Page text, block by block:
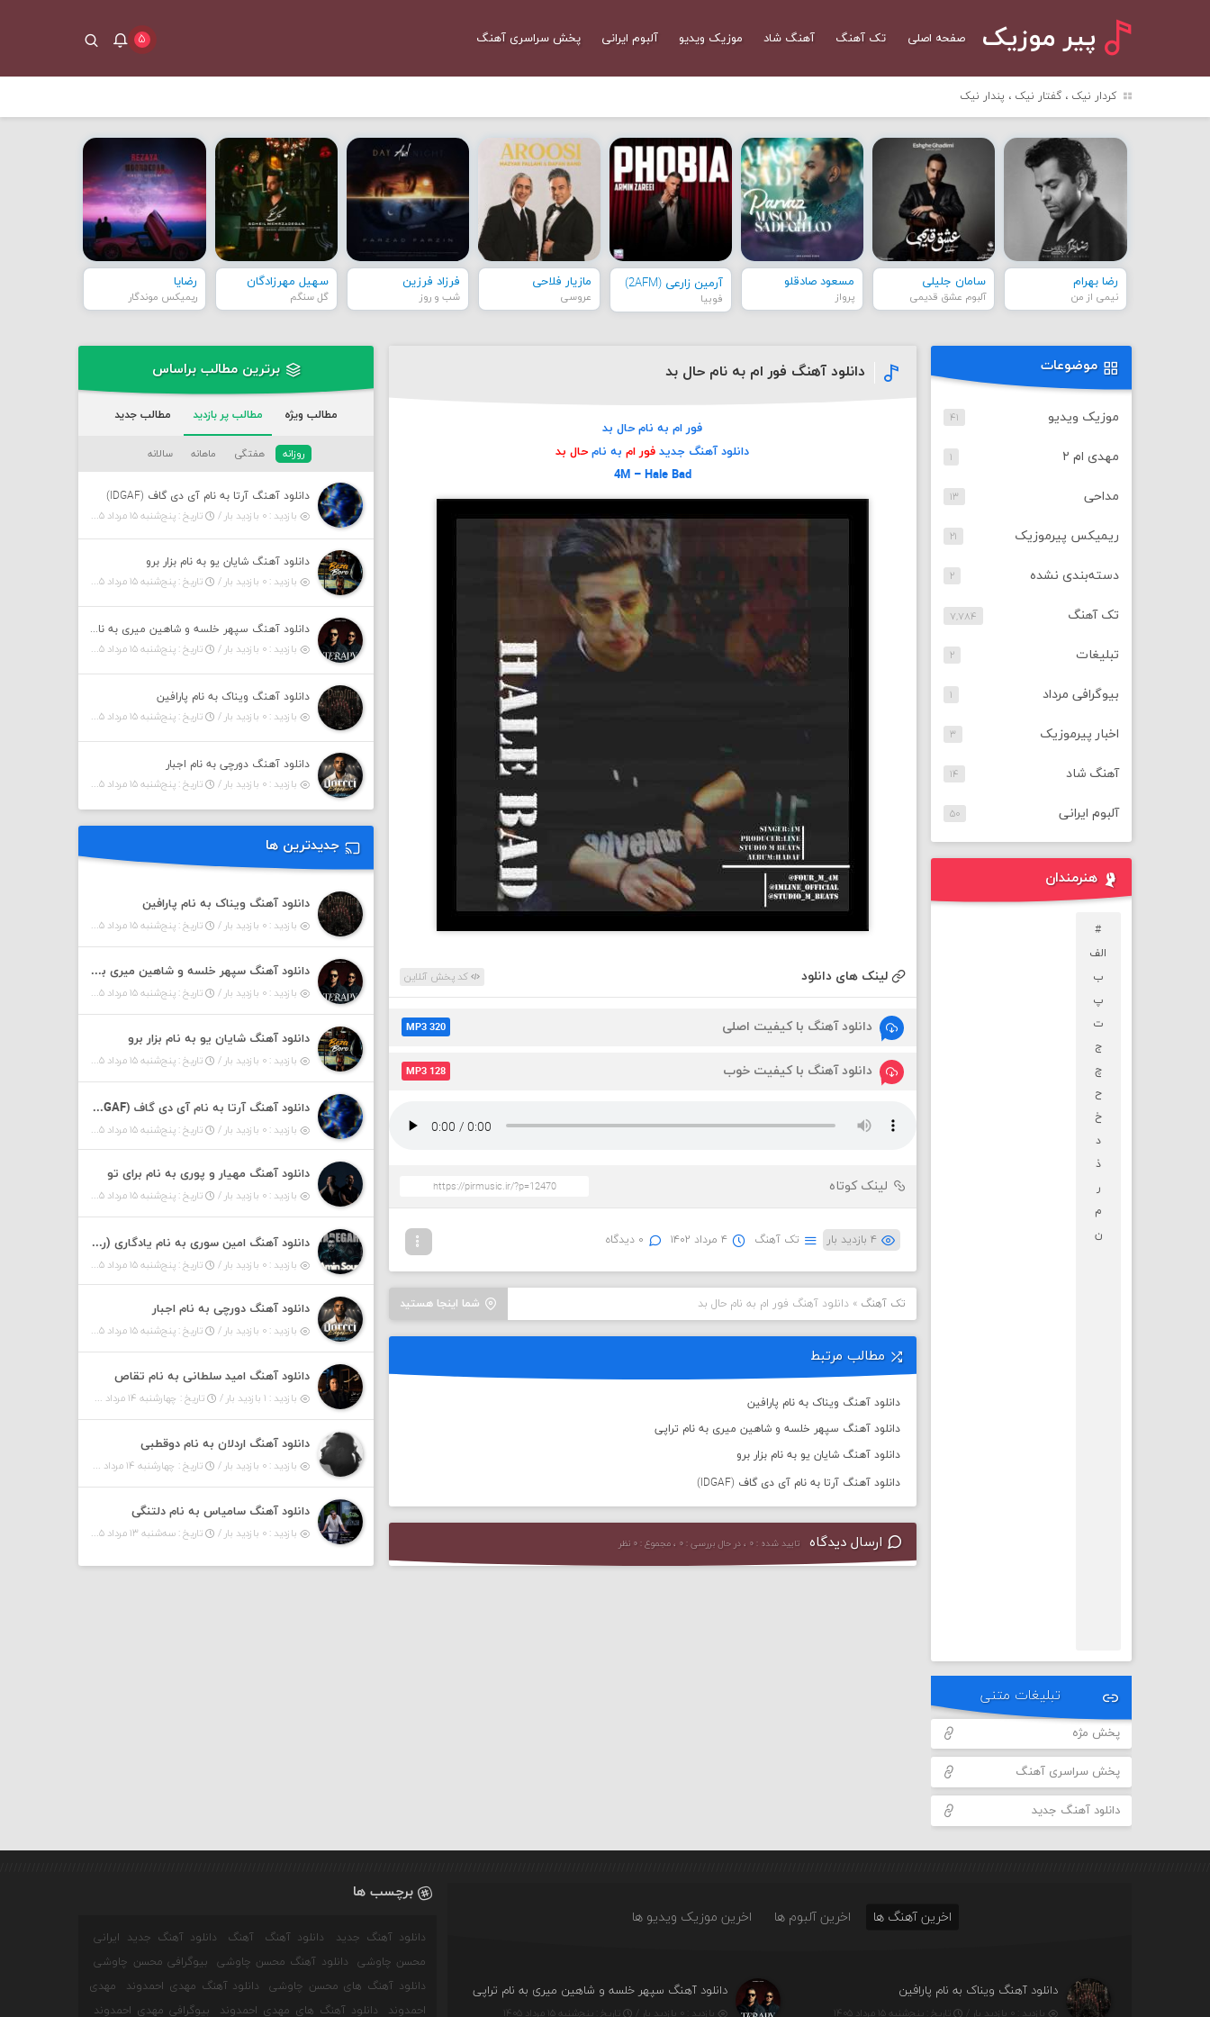
پیر موزیک صفحه اصلی تک آهنگ آهنگ شاد موزیک ویدیو آلبوم ایرانی پخش سراسری آهنگ ۵
کردار نیک ، گفتار نیک ، پندار نیک
رضا بهرام
نیمی از من
سامان جلیلی
آلبوم عشق قدیمی
مسعود صادقلو
پرواز
آرمین زارعی (2AFM)
فوبیا
مازیار فلاحی
عروسی
فرزاد فرزین
شب و روز
سهیل مهرزادگان
گل سنگم
رضایا
ریمیکس موندگار
دانلود آهنگ فور ام به نام حال بد
فور ام به نام حال بد
دانلود آهنگ جدیدفور امبه نام حال بد
4M – Hale Bad
لینک های دانلود کد پخش آنلاین
دانلود آهنگ با کیفیت اصلی MP3 320
دانلود آهنگ با کیفیت خوب MP3 128
لینک کوتاه
۴ بازدید بار تک آهنگ ۴ مرداد ۱۴۰۲ ۰ دیدگاه
شما اینجا هستید تک آهنگ »دانلود آهنگ فور ام به نام حال بد
مطالب مرتبط
دانلود آهنگ ویناک به نام پارافین
دانلود آهنگ سپهر خلسه و شاهین میری به نام تراپی
دانلود آهنگ شایان یو به نام بزار برو
دانلود آهنگ آرتا به نام آی دی گاف (IDGAF)
ارسال دیدگاه تایید شده : ۰ ، در حال بررسی : ۰ ، مجموع : ۰ نظر
موضوعات
موزیک ویدیو ۴۱
مهدی ام ۲ ۱
مداحی ۱۳
ریمیکس پیرموزیک ۲۱
دسته‌بندی نشده ۲
تک آهنگ ۷,۷۸۴
تبلیغات ۲
بیوگرافی مرداد ۱
اخبار پیرموزیک ۳
آهنگ شاد ۱۴
آلبوم ایرانی ۵۰
هنرمندان
#
الف
ب
پ
ت
ج
چ
ح
خ
د
ذ
ر
م
ن
تبلیغات متنی
پخش مژه
پخش سراسری آهنگ
دانلود آهنگ جدید
برترین مطالب براساس
مطالب ویژه مطالب پر بازدید مطالب جدید
روزانه هفتگی ماهانه سالانه
دانلود آهنگ آرتا به نام آی دی گاف (IDGAF)
بازدید : ۰ بازدید بار /
تاریخ : پنج‌شنبه ۱۵ مرداد ۱۴۰۵
دانلود آهنگ شایان یو به نام بزار برو
بازدید : ۰ بازدید بار /
تاریخ : پنج‌شنبه ۱۵ مرداد ۱۴۰۵
دانلود آهنگ سپهر خلسه و شاهین میری به نام تراپی
بازدید : ۰ بازدید بار /
تاریخ : پنج‌شنبه ۱۵ مرداد ۱۴۰۵
دانلود آهنگ ویناک به نام پارافین
بازدید : ۰ بازدید بار /
تاریخ : پنج‌شنبه ۱۵ مرداد ۱۴۰۵
دانلود آهنگ دورچی به نام اجبار
بازدید : ۰ بازدید بار /
تاریخ : پنج‌شنبه ۱۵ مرداد ۱۴۰۵
جدیدترین ها
دانلود آهنگ ویناک به نام پارافین
بازدید : ۰ بازدید بار / تاریخ : پنج‌شنبه ۱۵ مرداد ۱۴۰۵
دانلود آهنگ سپهر خلسه و شاهین میری به نام تراپی
بازدید : ۰ بازدید بار / تاریخ : پنج‌شنبه ۱۵ مرداد ۱۴۰۵
دانلود آهنگ شایان یو به نام بزار برو
بازدید : ۰ بازدید بار / تاریخ : پنج‌شنبه ۱۵ مرداد ۱۴۰۵
دانلود آهنگ آرتا به نام آی دی گاف (IDGAF)
بازدید : ۰ بازدید بار / تاریخ : پنج‌شنبه ۱۵ مرداد ۱۴۰۵
دانلود آهنگ مهیار و پوری به نام برای تو
بازدید : ۰ بازدید بار / تاریخ : پنج‌شنبه ۱۵ مرداد ۱۴۰۵
دانلود آهنگ امین سوری به نام یادگاری (رمیکس)
بازدید : ۰ بازدید بار / تاریخ : پنج‌شنبه ۱۵ مرداد ۱۴۰۵
دانلود آهنگ دورچی به نام اجبار
بازدید : ۰ بازدید بار / تاریخ : پنج‌شنبه ۱۵ مرداد ۱۴۰۵
دانلود آهنگ امید سلطانی به نام تقاص
بازدید : ۱ بازدید بار / تاریخ : چهارشنبه ۱۴ مرداد ۱۴۰۵
دانلود آهنگ اردلان به نام دوقطبی
بازدید : ۰ بازدید بار / تاریخ : چهارشنبه ۱۴ مرداد ۱۴۰۵
دانلود آهنگ سامیاس به نام دلتنگی
بازدید : ۰ بازدید بار / تاریخ : سه‌شنبه ۱۳ مرداد ۱۴۰۵
اخرین آهنگ ها اخرین آلبوم ها اخرین موزیک ویدیو ها
دانلود آهنگ ویناک به نام پارافین
بازدید : ۰ بازدید بار / تاریخ : پنج‌شنبه ۱۵ مرداد ۱۴۰۵
دانلود آهنگ سپهر خلسه و شاهین میری به نام تراپی
بازدید : ۰ بازدید بار / تاریخ : پنج‌شنبه ۱۵ مرداد ۱۴۰۵
برچسب ها
دانلود آهنگ جدید دانلود آهنگ آهنگ
دانلود آهنگ جدید ایرانی
محسن چاوشی
دانلود آهنگ محسن چاوشی
بیوگرافی محسن چاوشی
دانلود آهنگ های محسن چاوشی
دانلود آهنگ مهدی احمدوند
مهدی
احمدوند
دانلود آهنگ های مهدی احمدوند بیوگرافی مهدی احمدوند